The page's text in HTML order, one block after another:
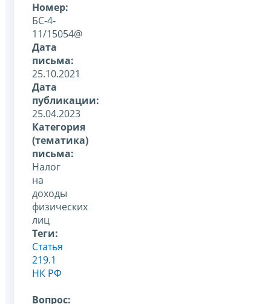
Номер:
БС-4-
11/15054@
Дата
письма:
25.10.2021
Дата
публикации:
25.04.2023
Категория
(тематика)
письма:
Налог
на
доходы
физических
лиц
Теги:
Статья
219.1
НК РФ
Вопрос: